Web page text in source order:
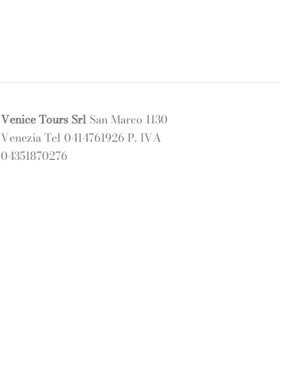
Venice Tours SrlSan Marco 1130
Venezia Tel 0414761926 P. IVA
04351870276